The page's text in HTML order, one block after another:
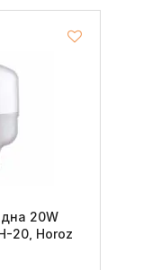
20W
20, Horoz
013